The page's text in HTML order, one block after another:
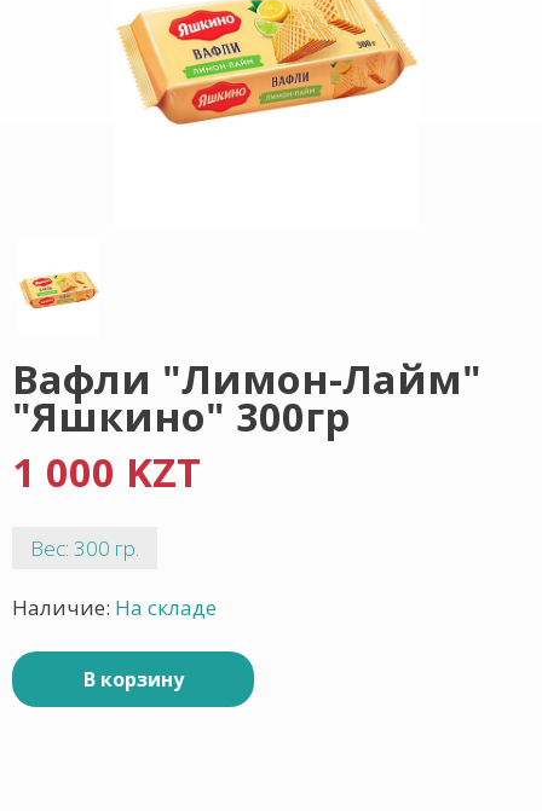
Вафли "Лимон-Лайм"
"Яшкино" 300гр
1 000 KZT
Вес: 300 гр.
Наличие: На складе
В корзину